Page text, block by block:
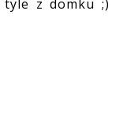
z domku ;)